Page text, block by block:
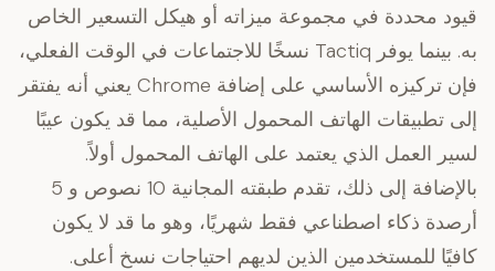
قيود محددة في مجموعة ميزاته أو هيكل التسعير الخاص
به. بينما يوفر Tactiq نسخًا للاجتماعات في الوقت الفعلي،
فإن تركيزه الأساسي على إضافة Chrome يعني أنه يفتقر
إلى تطبيقات الهاتف المحمول الأصلية، مما قد يكون عيبًا
لسير العمل الذي يعتمد على الهاتف المحمول أولاً.
بالإضافة إلى ذلك، تقدم طبقته المجانية 10 نصوص و 5
أرصدة ذكاء اصطناعي فقط شهريًا، وهو ما قد لا يكون
كافيًا للمستخدمين الذين لديهم احتياجات نسخ أعلى.